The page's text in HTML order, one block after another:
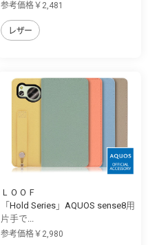
参考価格￥2,481
レザー
ＬＯＯＦ
「Hold Series」AQUOS sense8用
片手で...
参考価格￥2,980